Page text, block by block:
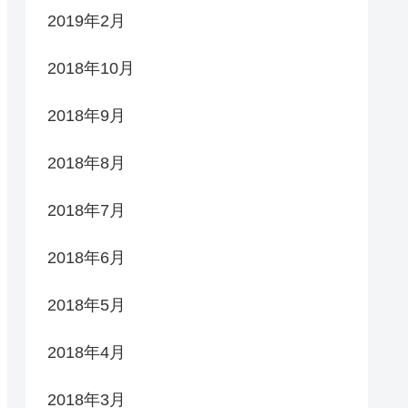
2019年2月
2018年10月
2018年9月
2018年8月
2018年7月
2018年6月
2018年5月
2018年4月
2018年3月